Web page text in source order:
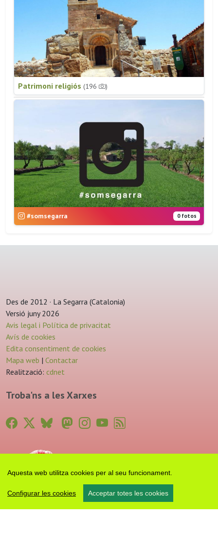
Aquesta web utilitza cookies per al seu funcionament.
Configurar les cookies Acceptar totes les cookies
Patrimoni religiós (196 )
#somsegarra 0 fotos
Des de 2012 · La Segarra (Catalonia)
Versió juny 2026
Avis legal i Política de privacitat
Avís de cookies
Edita consentiment de cookies
Mapa web | Contactar
Realització: cdnet
Troba'ns a les Xarxes